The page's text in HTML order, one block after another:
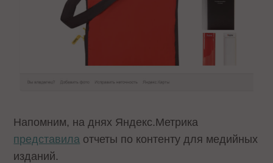
Напомним, на днях Яндекс.Метрика
представила отчеты по контенту для медийных
изданий.